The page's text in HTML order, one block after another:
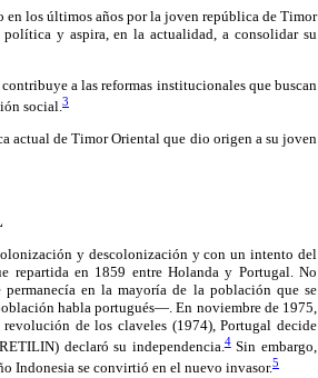
los últimos años por la joven república de Timor
y aspira, en la actualidad, a consolidar su
a las reformas institucionales que buscan
social. 3
actual de Timor Oriental que dio origen a su joven
y descolonización y con un intento del
repartida en 1859 entre Holanda y Portugal. No
en la mayoría de la población que se
habla portugués—. En noviembre de 1975,
de los claveles (1974), Portugal decide
declaró su independencia.4Sin embargo,
Indonesia se convirtió en el nuevo invasor.5